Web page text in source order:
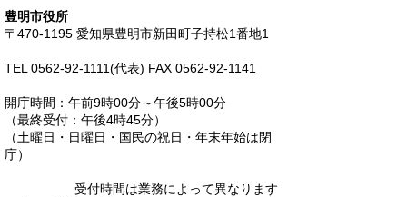
豊明市役所
〒470-1195 愛知県豊明市新田町子持松1番地1
TEL 0562-92-1111(代表) FAX 0562-92-1141
開庁時間：午前9時00分～午後5時00分
（最終受付：午後4時45分）
（土曜日・日曜日・国民の祝日・年末年始は閉
庁）
受付時間は業務によって異なります